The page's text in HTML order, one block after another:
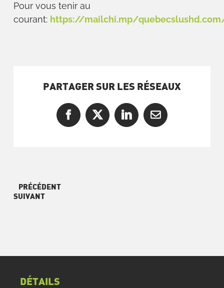
Pour vous tenir au
courant: https://mailchi.mp/
PARTAGER SUR LES RÉSEAUX
Facebook
X LinkedInCourriel
PRÉCÉDENT
SUIVANT
DÉTAILS